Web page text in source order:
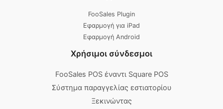
FooSales Plugin
Εφαρμογή για iPad
Εφαρμογή Android
Χρήσιμοι σύνδεσμοι
FooSales POS έναντι Square POS
Σύστημα παραγγελίας εστιατορίου
Ξεκινώντας